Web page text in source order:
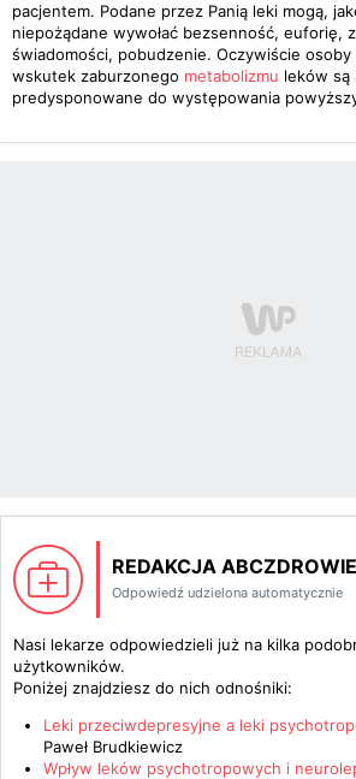
pacjentem. Podane przez Panią leki mogą,
niepożądane wywołać bezsenność, euforię,
świadomości, pobudzenie. Oczywiście
wskutek zaburzonego metabolizmu leków są
predysponowane do występowania
REDAKCJA ABCZDROWIE
Odpowiedź udzielona automatycznie
Nasi lekarze odpowiedzieli już na kilka
użytkowników.
Poniżej znajdziesz do nich odnośniki:
Leki przeciwdepresyjne a leki
Paweł Brudkiewicz
Wpływ leków psychotropowych i